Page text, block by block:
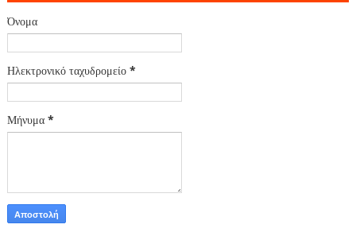
Όνομα
Ηλεκτρονικό ταχυδρομείο *
Μήνυμα *